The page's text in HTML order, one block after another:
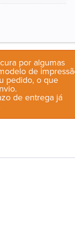
por algumas
de
pedido, o que
de entrega já